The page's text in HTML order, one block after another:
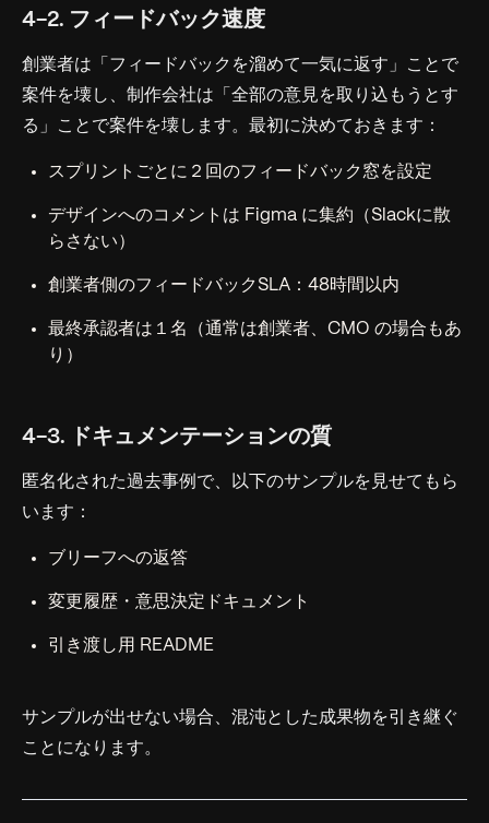
4-2. フィードバック速度
創業者は「フィードバックを溜めて一気に返す」ことで
案件を壊し、制作会社は「全部の意見を取り込もうとす
る」ことで案件を壊します。最初に決めておきます：
スプリントごとに２回のフィードバック窓を設定
デザインへのコメントは Figma に集約（Slackに散
らさない）
創業者側のフィードバックSLA：48時間以内
最終承認者は１名（通常は創業者、CMO の場合もあ
り）
4-3. ドキュメンテーションの質
匿名化された過去事例で、以下のサンプルを見せてもら
います：
ブリーフへの返答
変更履歴・意思決定ドキュメント
引き渡し用 README
サンプルが出せない場合、混沌とした成果物を引き継ぐ
ことになります。